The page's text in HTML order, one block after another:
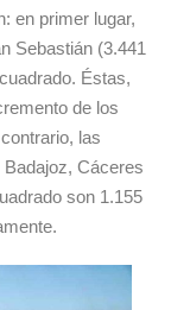
en primer lugar,
Sebastián (3.441
Éstas,
de los
las
Cáceres
son 1.155